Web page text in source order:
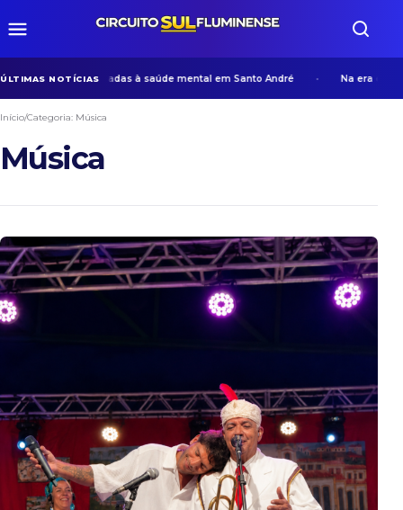
ÚLTIMAS NOTÍCIAS
ações voltadas à saúde mental em Santo André Na era da IA,
Início/Categoria: Música
Música